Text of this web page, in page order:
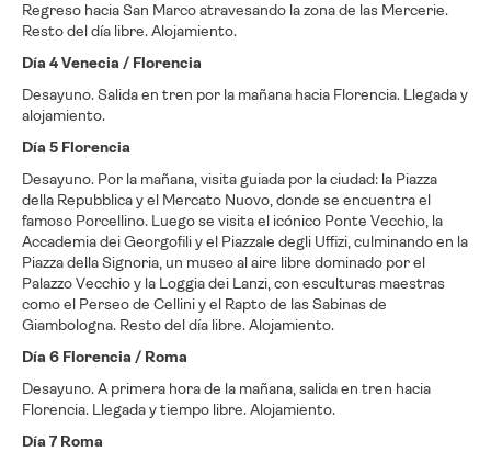
Regreso hacia San Marco atravesando la zona de las Mercerie.
Resto del día libre. Alojamiento.
Día 4 Venecia / Florencia
Desayuno. Salida en tren por la mañana hacia Florencia. Llegada y
alojamiento.
Día 5 Florencia
Desayuno. Por la mañana, visita guiada por la ciudad: la Piazza
della Repubblica y el Mercato Nuovo, donde se encuentra el
famoso Porcellino. Luego se visita el icónico Ponte Vecchio, la
Accademia dei Georgofili y el Piazzale degli Uffizi, culminando en la
Piazza della Signoria, un museo al aire libre dominado por el
Palazzo Vecchio y la Loggia dei Lanzi, con esculturas maestras
como el Perseo de Cellini y el Rapto de las Sabinas de
Giambologna. Resto del día libre. Alojamiento.
Día 6 Florencia / Roma
Desayuno. A primera hora de la mañana, salida en tren hacia
Florencia. Llegada y tiempo libre. Alojamiento.
Día 7 Roma